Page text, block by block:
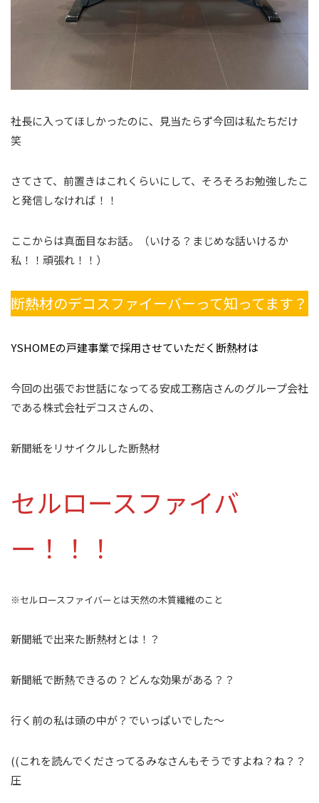
社長に入ってほしかったのに、見当たらず今回は私たちだけ
笑
さてさて、前置きはこれくらいにして、そろそろお勉強したこ
と発信しなければ！！
ここからは真面目なお話。（いける？まじめな話いけるか
私！！頑張れ！！）
断熱材のデコスファイーバーって知ってます？
YSHOMEの戸建事業で採用させていただく断熱材は
今回の出張でお世話になってる安成工務店さんのグループ会社
である株式会社デコスさんの、
新聞紙をリサイクルした断熱材
セルロースファイバ
ー！！！
※セルロースファイバーとは天然の木質繊維のこと
新聞紙で出来た断熱材とは！？
新聞紙で断熱できるの？どんな効果がある？？
行く前の私は頭の中が？でいっぱいでした～
((これを読んでくださってるみなさんもそうですよね？ね？？
圧